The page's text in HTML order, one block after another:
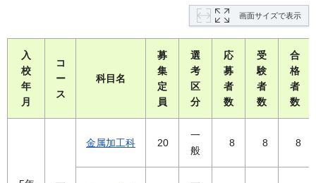
画面サイズで表示
入
校
年
月
コ
ー
ス
科目名
募
集
定
員
選
考
区
分
応
募
者
数
受
験
者
数
合
格
者
数
金属加工科 20
一
般
8 8 8